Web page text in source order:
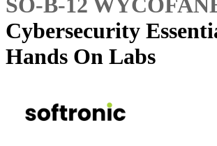
Cybersecurity
Hands On Labs